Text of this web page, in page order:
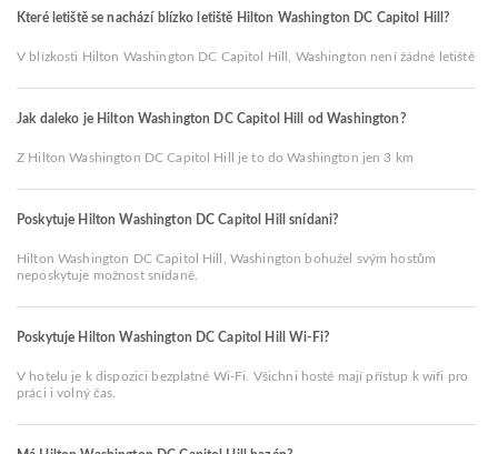
Které letiště se nachází blízko letiště Hilton Washington DC Capitol Hill?
V blízkosti Hilton Washington DC Capitol Hill, Washington není žádné letiště
Jak daleko je Hilton Washington DC Capitol Hill od Washington?
Z Hilton Washington DC Capitol Hill je to do Washington jen 3 km
Poskytuje Hilton Washington DC Capitol Hill snídani?
Hilton Washington DC Capitol Hill, Washington bohužel svým hostům
neposkytuje možnost snídaně.
Poskytuje Hilton Washington DC Capitol Hill Wi-Fi?
V hotelu je k dispozici bezplatné Wi-Fi. Všichni hosté mají přístup k wifi pro
práci i volný čas.